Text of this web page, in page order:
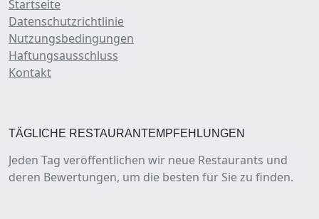
Startseite
Datenschutzrichtlinie
Nutzungsbedingungen
Haftungsausschluss
Kontakt
TÄGLICHE RESTAURANTEMPFEHLUNGEN
Jeden Tag veröffentlichen wir neue Restaurants und
deren Bewertungen, um die besten für Sie zu finden.